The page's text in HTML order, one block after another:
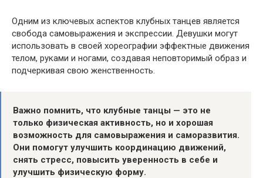
Одним из ключевых аспектов клубных танцев является
свобода самовыражения и экспрессии. Девушки могут
использовать в своей хореографии эффектные движения
телом, руками и ногами, создавая неповторимый образ и
подчеркивая свою женственность.
Важно помнить, что клубные танцы — это не
только физическая активность, но и хорошая
возможность для самовыражения и саморазвития.
Они помогут улучшить координацию движений,
снять стресс, повысить уверенность в себе и
улучшить физическую форму.